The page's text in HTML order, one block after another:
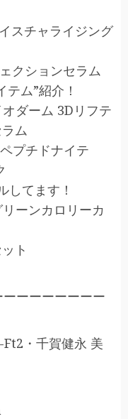
スチャライジング
クションセラム
ム”紹介！
ダーム 3Dリフテ
ム
プチドナイテ
してます！
ーンカロリーカ
ト
ーーーーーーー
Ft2・千賀健永 美